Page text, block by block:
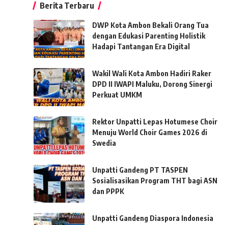
Berita Terbaru
DWP Kota Ambon Bekali Orang Tua
dengan Edukasi Parenting Holistik
Hadapi Tantangan Era Digital
Wakil Wali Kota Ambon Hadiri Raker
DPD II IWAPI Maluku, Dorong Sinergi
Perkuat UMKM
Rektor Unpatti Lepas Hotumese Choir
Menuju World Choir Games 2026 di
Swedia
Unpatti Gandeng PT TASPEN
Sosialisasikan Program THT bagi ASN
dan PPPK
Unpatti Gandeng Diaspora Indonesia